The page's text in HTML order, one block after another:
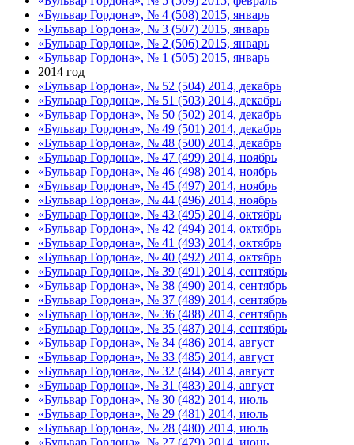
«Бульвар Гордона», № 4 (508) 2015, январь
«Бульвар Гордона», № 3 (507) 2015, январь
«Бульвар Гордона», № 2 (506) 2015, январь
«Бульвар Гордона», № 1 (505) 2015, январь
2014 год
«Бульвар Гордона», № 52 (504) 2014, декабрь
«Бульвар Гордона», № 51 (503) 2014, декабрь
«Бульвар Гордона», № 50 (502) 2014, декабрь
«Бульвар Гордона», № 49 (501) 2014, декабрь
«Бульвар Гордона», № 48 (500) 2014, декабрь
«Бульвар Гордона», № 47 (499) 2014, ноябрь
«Бульвар Гордона», № 46 (498) 2014, ноябрь
«Бульвар Гордона», № 45 (497) 2014, ноябрь
«Бульвар Гордона», № 44 (496) 2014, ноябрь
«Бульвар Гордона», № 43 (495) 2014, октябрь
«Бульвар Гордона», № 42 (494) 2014, октябрь
«Бульвар Гордона», № 41 (493) 2014, октябрь
«Бульвар Гордона», № 40 (492) 2014, октябрь
«Бульвар Гордона», № 39 (491) 2014, сентябрь
«Бульвар Гордона», № 38 (490) 2014, сентябрь
«Бульвар Гордона», № 37 (489) 2014, сентябрь
«Бульвар Гордона», № 36 (488) 2014, сентябрь
«Бульвар Гордона», № 35 (487) 2014, сентябрь
«Бульвар Гордона», № 34 (486) 2014, август
«Бульвар Гордона», № 33 (485) 2014, август
«Бульвар Гордона», № 32 (484) 2014, август
«Бульвар Гордона», № 31 (483) 2014, август
«Бульвар Гордона», № 30 (482) 2014, июль
«Бульвар Гордона», № 29 (481) 2014, июль
«Бульвар Гордона», № 28 (480) 2014, июль
«Бульвар Гордона», № 27 (479) 2014, июнь